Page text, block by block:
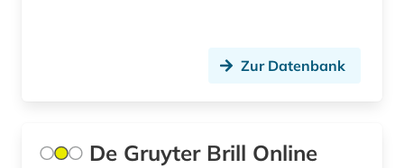
Zur Datenbank
De Gruyter Brill Online